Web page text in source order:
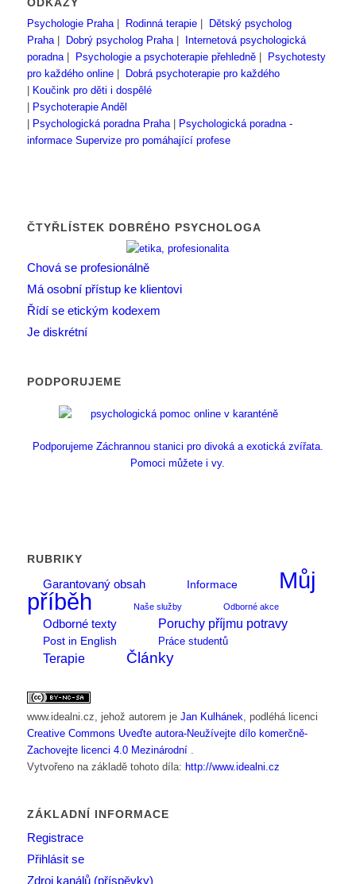
Psychologie Praha| Rodinná terapie|
Dětský psycholog
Praha| Dobrý psycholog Praha|
Internetová psychologická
poradna| Psychologie a psychoterapie přehledně|
Psychotesty
pro každého online|
Dobrá psychoterapie pro každého
Koučink pro děti i dospělé
Psychoterapie Anděl
Psychologická poradna Praha|
Psychologická poradna -
informace Supervize pro pomáhající profese
ČTYŘLÍSTEK DOBRÉHO PSYCHOLOGA
Chová se profesionálně
Má osobní přístup ke klientovi
Řídí se etickým kodexem
Je diskrétní
PODPORUJEME
Podporujeme Záchrannou stanici pro divoká a exotická zvířata.
Pomoci můžete i vy.
RUBRIKY
Garantovaný obsah
Informace
Můj
příběh
Naše služby Odborné akce
Odborné texty Poruchy příjmu potravy
Post in English Práce studentů
Terapie Články
www.idealni.cz , jehož autorem je Jan Kulhánek , podléhá licenci
Creative Commons Uveďte autora-Neužívejte dílo komerčně-
Zachovejte licenci 4.0 Mezinárodní
Vytvořeno na základě tohoto díla: http://www.idealni.cz
ZÁKLADNÍ INFORMACE
Registrace
Přihlásit se
Zdroj kanálů (příspěvky)